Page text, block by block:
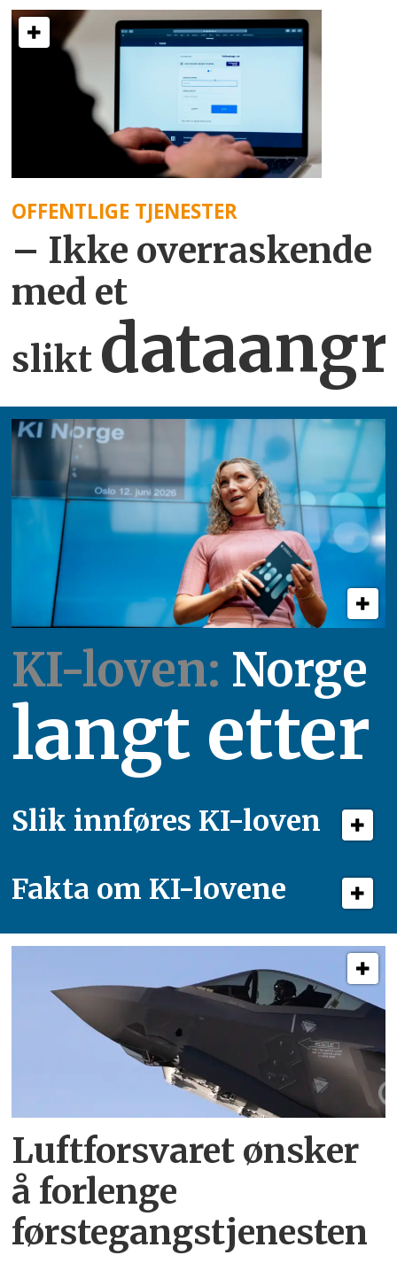
OFFENTLIGE TJENESTER
– Ikke overraskende
med et
slikt
KI-loven: Norge
langt etter
Slik innføres KI-loven
Fakta om KI-lovene
Luftforsvaret ønsker
å forlenge
førstegangstjenesten